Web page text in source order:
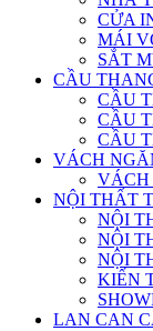
CỬA
MÁI
SẮT
CẦU
CẦU
CẦU
CẦU
VÁCH
VÁCH
NỘI THẤT
NỘI
NỘI
NỘI
KIẾN
LAN CAN